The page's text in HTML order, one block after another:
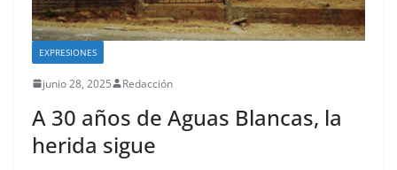
EXPRESIONES
junio 28, 2025 Redacción
A 30 años de Aguas Blancas, la
herida sigue